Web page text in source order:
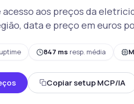
acesso aos preços da
data e preço em euros
uptime 847 ms resp. média
Copiar setup MCP/IA